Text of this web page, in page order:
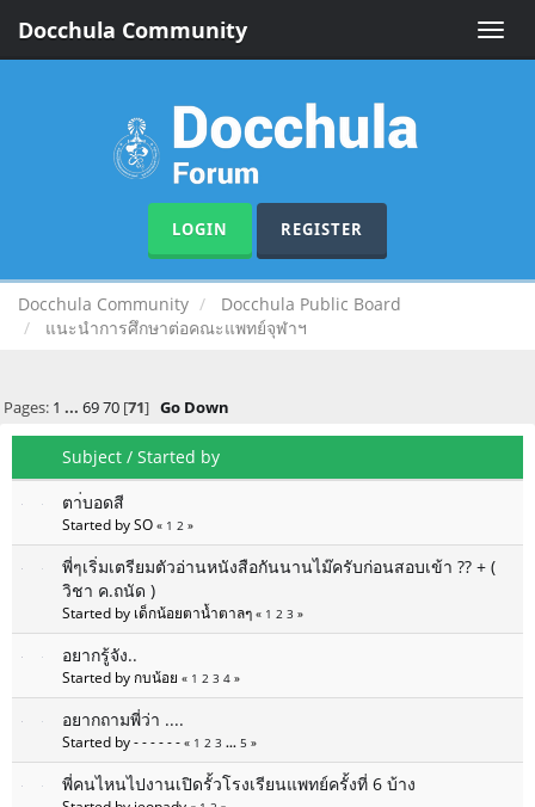
Toggle
Docchula Community
LOGIN REGISTER
Docchula Community
Docchula Public Board
แนะนำการศึกษาต่อคณะแพทย์จุฬาฯ
Pages: 1 ... 69 70[71] Go Down
Subject / Started by
ตา่บอดสี
Started by SO « 1 2 »
พี่ๆเริ่มเตรียมตัวอ่านหนังสือกันนานไม๊ครับก่อนสอบเข้า ?? + (
วิชา ค.ถนัด )
Started by เด็กน้อยตาน้ำตาลๆ « 1 2 3 »
อยากรู้จัง..
Started by กบน้อย « 1 2 3 4 »
อยากถามพี่ว่า ....
Started by - - - - - - « 1 2 3 ... 5 »
พี่คนไหนไปงานเปิดรั้วโรงเรียนแพทย์ครั้งที่ 6 บ้าง